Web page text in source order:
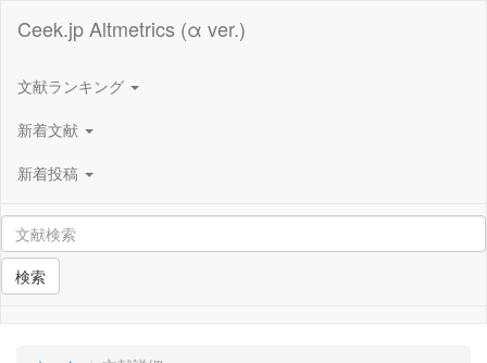
Ceek.jp Altmetrics (α ver.)
文献ランキング
新着文献
新着投稿
検索